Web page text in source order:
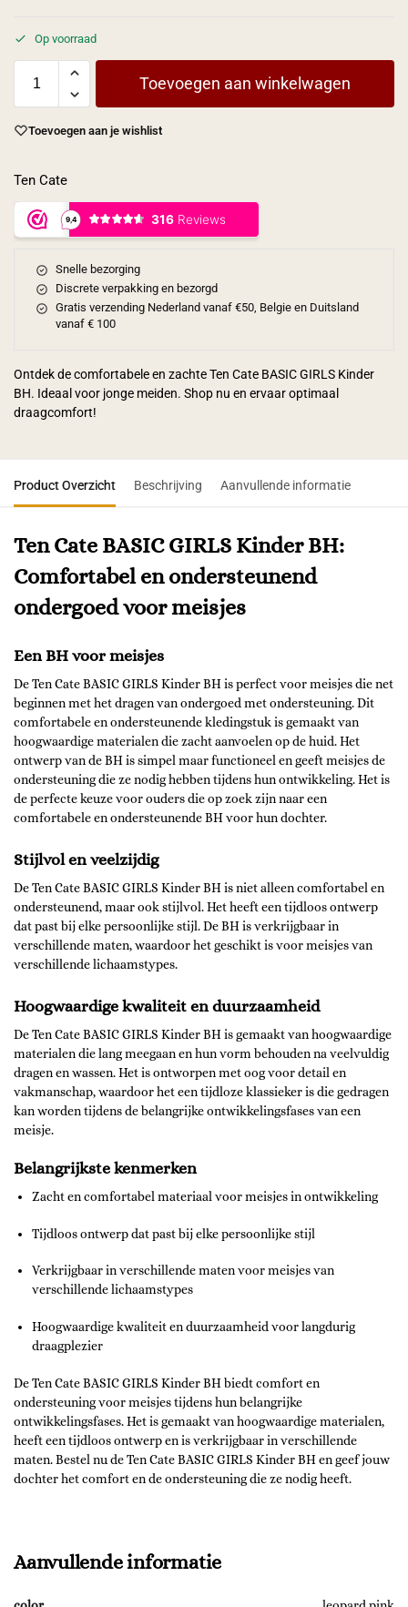
Op voorraad
Toevoegen aan winkelwagen
Toevoegen aan je wishlist
Ten Cate
Snelle bezorging
Discrete verpakking en bezorgd
Gratis verzending Nederland vanaf €50, Belgie en Duitsland
vanaf € 100
Ontdek de comfortabele en zachte Ten Cate BASIC GIRLS Kinder
BH. Ideaal voor jonge meiden. Shop nu en ervaar optimaal
draagcomfort!
Product Overzicht Beschrijving Aanvullende informatie
Ten Cate BASIC GIRLS Kinder BH:
Comfortabel en ondersteunend
ondergoed voor meisjes
Een BH voor meisjes
De Ten Cate BASIC GIRLS Kinder BH is perfect voor meisjes die net
beginnen met het dragen van ondergoed met ondersteuning. Dit
comfortabele en ondersteunende kledingstuk is gemaakt van
hoogwaardige materialen die zacht aanvoelen op de huid. Het
ontwerp van de BH is simpel maar functioneel en geeft meisjes de
ondersteuning die ze nodig hebben tijdens hun ontwikkeling. Het is
de perfecte keuze voor ouders die op zoek zijn naar een
comfortabele en ondersteunende BH voor hun dochter.
Stijlvol en veelzijdig
De Ten Cate BASIC GIRLS Kinder BH is niet alleen comfortabel en
ondersteunend, maar ook stijlvol. Het heeft een tijdloos ontwerp
dat past bij elke persoonlijke stijl. De BH is verkrijgbaar in
verschillende maten, waardoor het geschikt is voor meisjes van
verschillende lichaamstypes.
Hoogwaardige kwaliteit en duurzaamheid
De Ten Cate BASIC GIRLS Kinder BH is gemaakt van hoogwaardige
materialen die lang meegaan en hun vorm behouden na veelvuldig
dragen en wassen. Het is ontworpen met oog voor detail en
vakmanschap, waardoor het een tijdloze klassieker is die gedragen
kan worden tijdens de belangrijke ontwikkelingsfases van een
meisje.
Belangrijkste kenmerken
Zacht en comfortabel materiaal voor meisjes in ontwikkeling
Tijdloos ontwerp dat past bij elke persoonlijke stijl
Verkrijgbaar in verschillende maten voor meisjes van
verschillende lichaamstypes
Hoogwaardige kwaliteit en duurzaamheid voor langdurig
draagplezier
De Ten Cate BASIC GIRLS Kinder BH biedt comfort en
ondersteuning voor meisjes tijdens hun belangrijke
ontwikkelingsfases. Het is gemaakt van hoogwaardige materialen,
heeft een tijdloos ontwerp en is verkrijgbaar in verschillende
maten. Bestel nu de Ten Cate BASIC GIRLS Kinder BH en geef jouw
dochter het comfort en de ondersteuning die ze nodig heeft.
Aanvullende informatie